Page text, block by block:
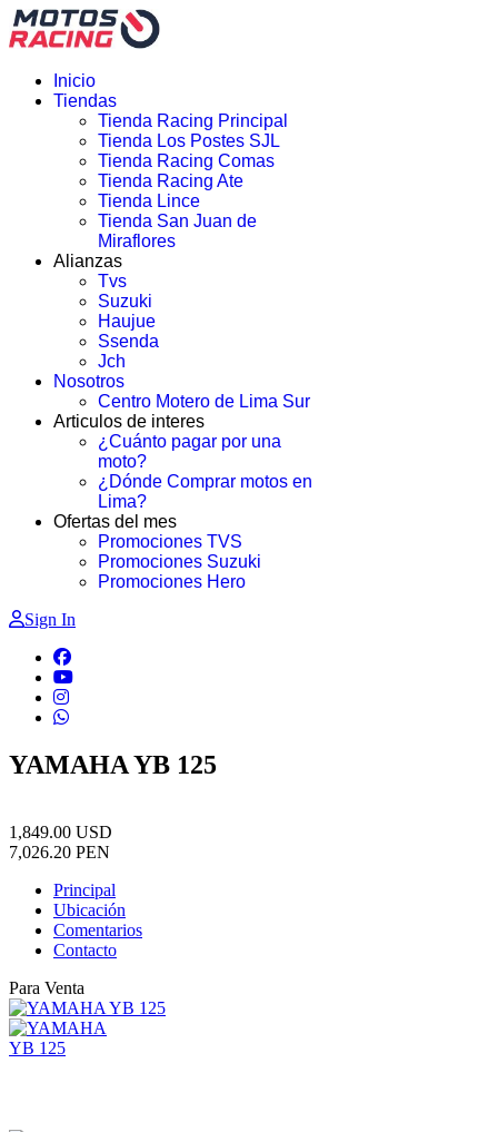
Inicio
Tiendas
Tienda Racing Principal
Tienda Los Postes SJL
Tienda Racing Comas
Tienda Racing Ate
Tienda Lince
Tienda San Juan de
Miraflores
Alianzas
Tvs
Suzuki
Haujue
Ssenda
Jch
Nosotros
Centro Motero de Lima Sur
Articulos de interes
¿Cuánto pagar por una
moto?
¿Dónde Comprar motos en
Lima?
Ofertas del mes
Promociones TVS
Promociones Suzuki
Promociones Hero
Sign In
YAMAHA YB 125
1,849.00 USD
7,026.20 PEN
Principal
Ubicación
Comentarios
Contacto
Para Venta